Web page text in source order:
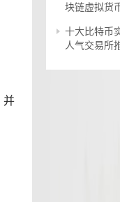
并
块链虚拟货
十大比特币
人气交易所